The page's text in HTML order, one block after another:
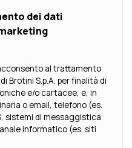
dei dati
al trattamento
per finalità di
e/o cartacee, e, in
o email, telefono (es.
sistemi di messaggistica
informatico (es. siti